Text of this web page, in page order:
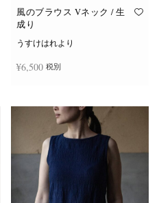
オ
ジ
か
ら
選
風のブラウス Vネック / 生
成り
うすけはれより
¥6,500 税別